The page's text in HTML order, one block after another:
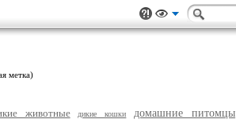
метка)
животные дикие кошки
домашние питомцы